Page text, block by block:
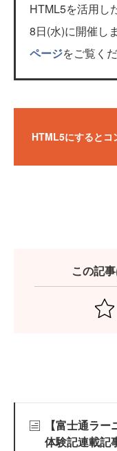
HTML5を活用し
8日(水)に開催し
ページをご覧くだ
HTML5にするとコ
この記
【富士通ラ
体験記連載記